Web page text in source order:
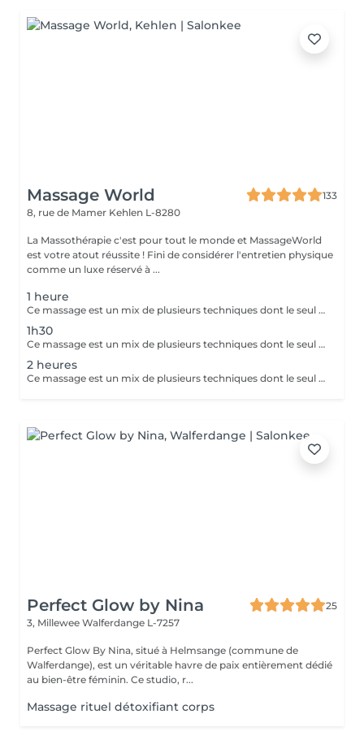
Massage World
133
8, rue de Mamer Kehlen L-8280
La Massothérapie c'est pour tout le monde et MassageWorld
est votre atout réussite ! Fini de considérer l'entretien physique
comme un luxe réservé à ...
1 heure
Ce massage est un mix de plusieurs techniques dont le seul but est : LE RÉSULTAT Chaque mix est étudié et décidé avec vous, car pour améliorer une conséquence, il faut en trouver la cause. Deep Tissue, Myofascial Release, Trigger Point, Scraping Gua-Sha, Cupping Therapy combinées pour une efficacité maximale !! Douleurs chronique ou passagères, augmentation de performances ou récupération, relaxation physique ou mentale, détoxication, drainage, la combinaison ces techniques offrent des possibilités illimitées.
1h30
Ce massage est un mix de plusieurs techniques dont le seul but est : LE RÉSULTAT Chaque mix est étudié et décidé avec vous, car pour améliorer une conséquence, il faut en trouver la cause. Deep Tissue, Myofascial Release, trigger Point, scarping / Gua-Sha, cupping therapy combinées pour une efficacité maximale !! Douleurs chronique ou passagères, augmentation de performances ou récupération, relaxation physique ou mentale, détoxication, drainage, la combinaison de toutes ces techniques est illimitée.
2 heures
Ce massage est un mix de plusieurs techniques dont le seul but est : LE RÉSULTAT Chaque mix est étudié et décidé avec vous, car pour améliorer une conséquence, il faut en trouver la cause. Deep Tissue, Myofascial Release, trigger Point, scarping / Gua-Sha, cupping therapy combinées pour une efficacité maximale !! Douleurs chronique ou passagères, augmentation de performances ou récupération, relaxation physique ou mentale, détoxication, drainage, la combinaison de toutes ces techniques est illimitée.
Perfect Glow by Nina
25
3, Millewee Walferdange L-7257
Perfect Glow By Nina, situé à Helmsange (commune de
Walferdange), est un véritable havre de paix entièrement dédié
au bien-être féminin. Ce studio, r...
Massage rituel détoxifiant corps